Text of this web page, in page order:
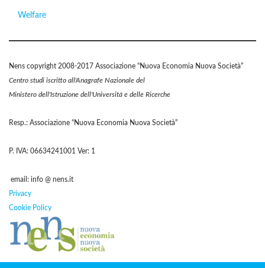
Welfare
Nens copyright 2008-2017 Associazione “Nuova Economia Nuova Società”
Centro studi iscritto all'Anagrafe Nazionale del
Ministero dell'Istruzione dell'Università e delle Ricerche
Resp.: Associazione “Nuova Economia Nuova Società”
P. IVA: 06634241001 Ver: 1
email: info @ nens.it
Privacy
Cookie Policy